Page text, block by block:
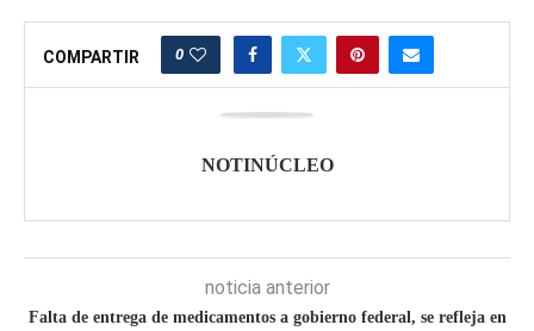
COMPARTIR 0
NOTINÚCLEO
noticia anterior
Falta de entrega de medicamentos a gobierno federal, se refleja en